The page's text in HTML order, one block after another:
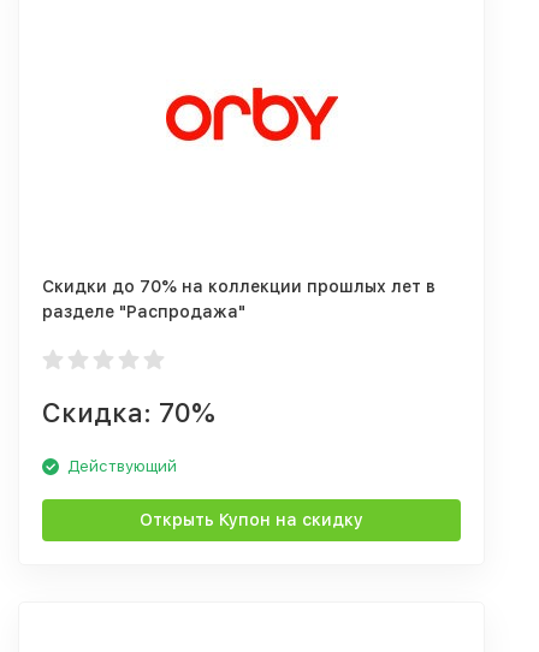
Скидки до 70% на коллекции прошлых лет в
разделе "Распродажа"
Скидка: 70%
Действующий
Открыть Купон на скидку